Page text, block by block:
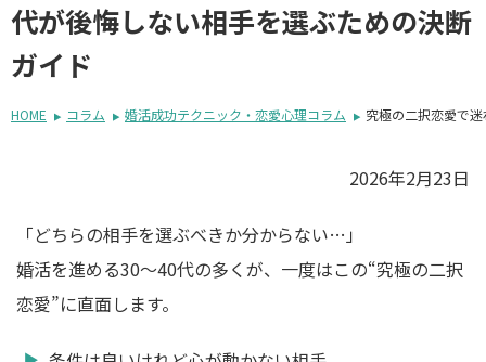
代が後悔しない相手を選ぶための決断
ガイド
HOME コラム 婚活成功テクニック・恋愛心理コラム 究極の二択恋愛で
2026年2月23日
「どちらの相手を選ぶべきか分からない…」
婚活を進める30〜40代の多くが、一度はこの“究極の二択
恋愛”に直面します。